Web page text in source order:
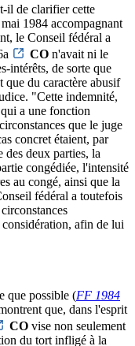
il de clarifier cette
1984 accompagnant
le Conseil fédéral a
CO n'avait ni le
intérêts, de sorte que
que du caractère abusif
"Cette indemnité,
a une fonction
que le juge
concret étaient, par
des deux parties, la
congédiée, l'intensité
au congé, ainsi que la
fédéral a toutefois
afin de lui
que possible (FF 1984
que, dans l'esprit
CO vise non seulement
du tort infligé à la